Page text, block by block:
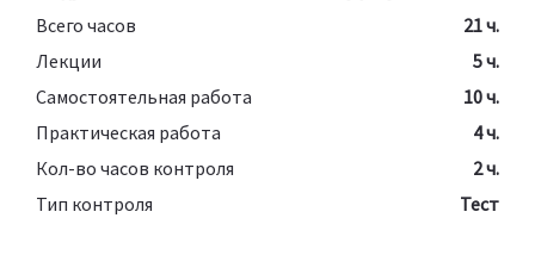
Всего часов
21 ч.
Лекции
5 ч.
Самостоятельная работа
10 ч.
Практическая работа
4 ч.
Кол-во часов контроля
2 ч.
Тип контроля
Тест